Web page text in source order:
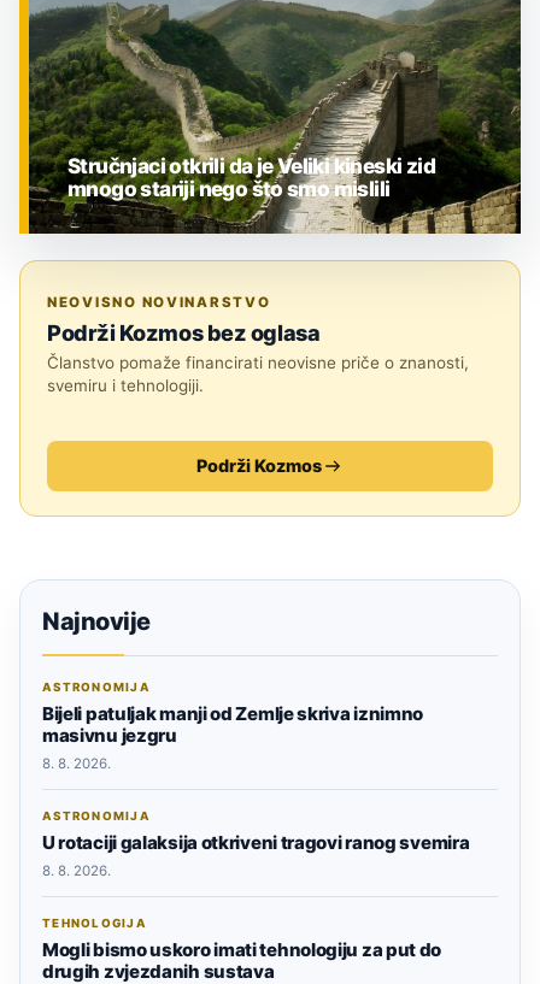
Stručnjaci otkrili da je Veliki kineski zid
mnogo stariji nego što smo mislili
NEOVISNO NOVINARSTVO
Podrži Kozmos bez oglasa
Članstvo pomaže financirati neovisne priče o znanosti,
svemiru i tehnologiji.
Podrži Kozmos
Najnovije
ASTRONOMIJA
Bijeli patuljak manji od Zemlje skriva iznimno
masivnu jezgru
8. 8. 2026.
ASTRONOMIJA
U rotaciji galaksija otkriveni tragovi ranog svemira
8. 8. 2026.
TEHNOLOGIJA
Mogli bismo uskoro imati tehnologiju za put do
drugih zvjezdanih sustava